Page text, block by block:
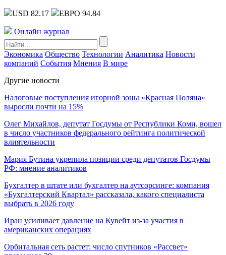
USD 82.17 ЕВРО 94.84
Онлайн журнал
Экономика Общество Технологии Аналитика Новости
компаний События Мнения В мире
Другие новости
Налоговые поступления игорной зоны «Красная Поляна»
выросли почти на 15%
Олег Михайлов, депутат Госдумы от Республики Коми, вошел
в число участников федерального рейтинга политической
влиятельности
Мария Бутина укрепила позиции среди депутатов Госдумы
РФ: мнение аналитиков
Бухгалтер в штате или бухгалтер на аутсорсинге: компания
«Бухгалтерский Квартал» рассказала, какого специалиста
выбрать в 2026 году
Иран усиливает давление на Кувейт из-за участия в
американских операциях
Орбитальная сеть растет: число спутников «Рассвет»